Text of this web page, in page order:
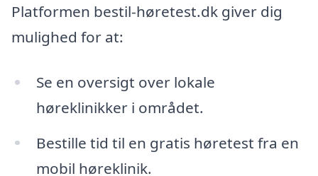
Platformen bestil-høretest.dk giver dig
mulighed for at:
Se en oversigt over lokale
høreklinikker i området.
Bestille tid til en gratis høretest fra en
mobil høreklinik.